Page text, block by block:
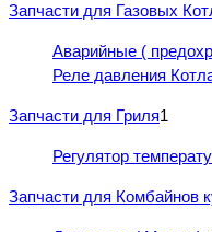
Запчасти для Газовых
Аварийные (
Реле давления
Запчасти для Гриля1
Регулятор
Запчасти для Комбайнов